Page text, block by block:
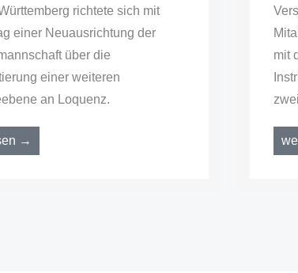
richtete sich mit
einer Neuausrichtung der
über die
einer weiteren
an Loquenz.
→
mit